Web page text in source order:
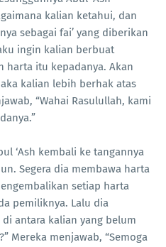
kalian ketahui, dan
sebagai fai’ yang diberikan
ingin kalian berbuat
harta itu kepadanya. Akan
kalian lebih berhak atas
“Wahai Rasulullah, kami
‘Ash kembali ke tangannya
Segera dia membawa harta
setiap harta
pemiliknya. Lalu dia
antara kalian yang belum
Mereka menjawab, “Semoga